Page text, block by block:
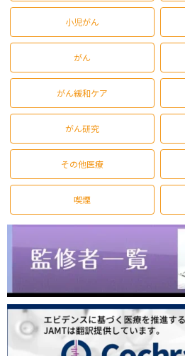
小児がん
がん
がん緩和ケア
がん研究
その他医療
喫煙